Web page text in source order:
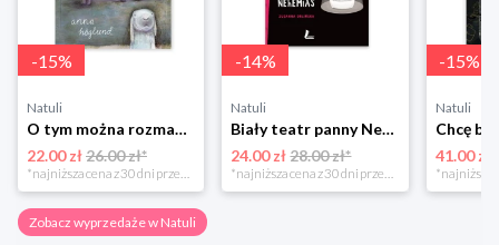
-15%
Natuli
O tym można rozmawiać tylko z królikami Zakamarki
22.00 zł26.00 zł*
*najniższa cena z 30 dni przed obniżką
-14%
Natuli
Biały teatr panny Nehemias
24.00 zł 28.00 zł*
*najniższa cena z 30 dni przed obniżką
-15%
Natuli
41.00 zł
Zobacz wyprzedaże w Natuli